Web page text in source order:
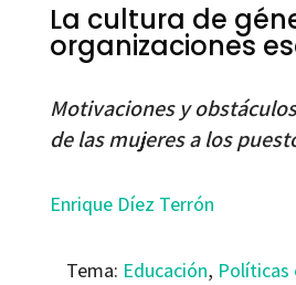
La cultura de
organizaciones
Motivaciones y
de las mujeres a los
Enrique Díez Terrón
Tema: Educación, Políticas